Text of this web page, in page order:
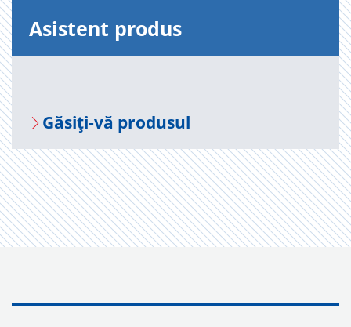
Asis­tent pro­dus
Gă­siți-vă pro­du­sul